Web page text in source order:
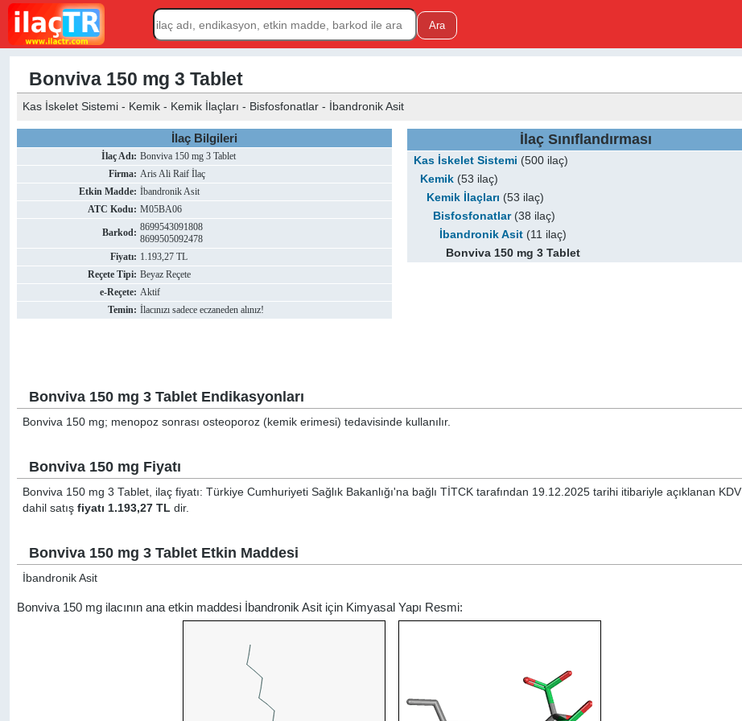
Bonviva 150 mg 3 Tablet
Kas İskelet Sistemi - Kemik - Kemik İlaçları - Bisfosfonatlar - İbandronik Asit
İlaç Bilgileri
İlaç Adı: Bonviva 150 mg 3 Tablet
Firma: Aris Ali Raif İlaç
Etkin Madde: İbandronik Asit
ATC Kodu: M05BA06
Barkod: 8699543091808
8699505092478
Fiyatı: 1.193,27 TL
Reçete Tipi: Beyaz Reçete
e-Reçete: Aktif
Temin: İlacınızı sadece eczaneden alınız!
İlaç Sınıflandırması
Kas İskelet Sistemi (500 ilaç)
Kemik (53 ilaç)
Kemik İlaçları (53 ilaç)
Bisfosfonatlar(38 ilaç)
İbandronik Asit (11 ilaç)
Bonviva 150 mg 3 Tablet
Bonviva 150 mg 3 Tablet Endikasyonları
Bonviva 150 mg; menopoz sonrası osteoporoz (kemik erimesi) tedavisinde kullanılır.
Bonviva 150 mg Fiyatı
Bonviva 150 mg 3 Tablet, ilaç fiyatı: Türkiye Cumhuriyeti Sağlık Bakanlığı'na bağlı TİTCK tarafından 19.12.2025 tarihi itibariyle açıklanan KDV
dahil satışfiyatı 1.193,27 TL dir.
Bonviva 150 mg 3 Tablet Etkin Maddesi
İbandronik Asit
Bonviva 150 mg ilacının ana etkin maddesi İbandronik Asit için Kimyasal Yapı Resmi: